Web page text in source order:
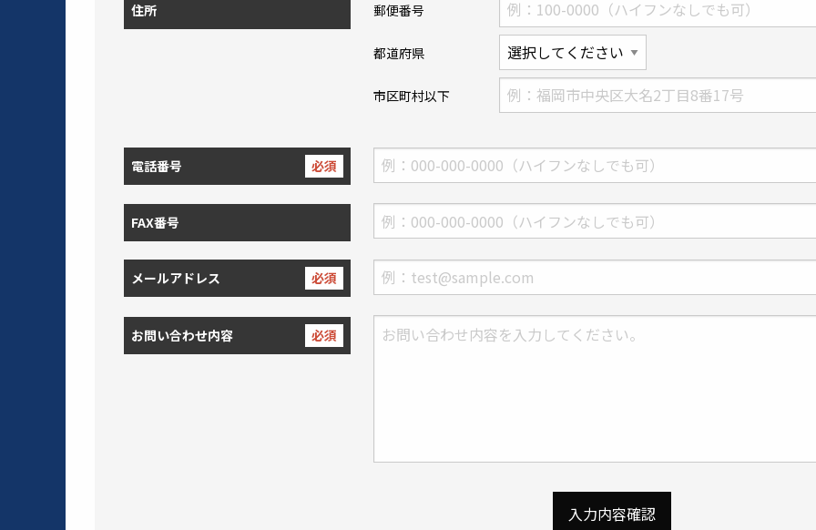
住所 郵便番号
都道府県
市区町村以下
電話番号 必須
FAX番号
メールアドレス 必須
お問い合わせ内容 必須
入力内容確認